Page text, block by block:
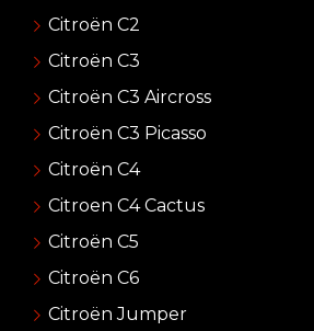
Citroën C2
Citroën C3
Citroën C3 Aircross
Citroën C3 Picasso
Citroën C4
Citroen C4 Cactus
Citroën C5
Citroën C6
Citroën Jumper